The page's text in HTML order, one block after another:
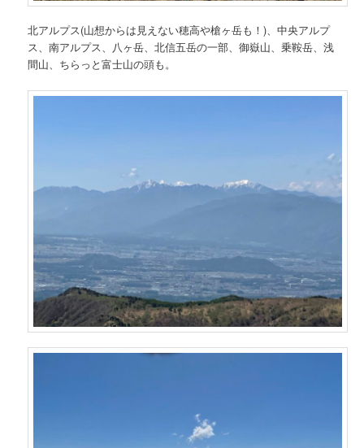
北アルプス(山想からは見えない穂高や槍ヶ岳も！)、中央アルプ
ス、南アルプス、八ヶ岳、北信五岳の一部、御嶽山、乗鞍岳、浅
間山、ちらっと富士山の頭も。